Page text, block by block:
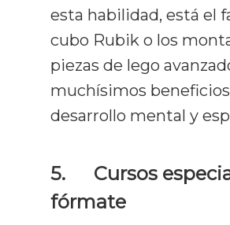
esta habilidad, está el
cubo Rubik o los
piezas de lego
muchísimos
desarrollo mental y
5.
Cursos
fórmate